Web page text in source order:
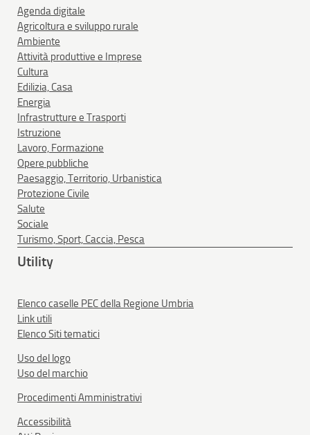
Agenda digitale
Agricoltura e sviluppo rurale
Ambiente
Attività produttive e Imprese
Cultura
Edilizia, Casa
Energia
Infrastrutture e Trasporti
Istruzione
Lavoro, Formazione
Opere pubbliche
Paesaggio, Territorio, Urbanistica
Protezione Civile
Salute
Sociale
Turismo, Sport, Caccia, Pesca
Utility
Elenco caselle PEC della Regione Umbria
Link utili
Elenco Siti tematici
Uso del logo
Uso del marchio
Procedimenti Amministrativi
Accessibilità